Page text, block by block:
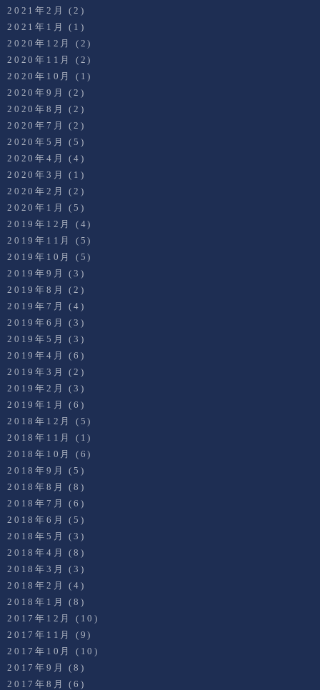
2021年2月
(2)
2021年1月
(1)
2020年12月
(2)
2020年11月
(2)
2020年10月
(1)
2020年9月
(2)
2020年8月
(2)
2020年7月
(2)
2020年5月
(5)
2020年4月
(4)
2020年3月
(1)
2020年2月
(2)
2020年1月
(5)
2019年12月
(4)
2019年11月
(5)
2019年10月
(5)
2019年9月
(3)
2019年8月
(2)
2019年7月
(4)
2019年6月
(3)
2019年5月
(3)
2019年4月
(6)
2019年3月
(2)
2019年2月
(3)
2019年1月
(6)
2018年12月
(5)
2018年11月
(1)
2018年10月
(6)
2018年9月
(5)
2018年8月
(8)
2018年7月
(6)
2018年6月
(5)
2018年5月
(3)
2018年4月
(8)
2018年3月
(3)
2018年2月
(4)
2018年1月
(8)
2017年12月
(10)
2017年11月
(9)
2017年10月
(10)
2017年9月
(8)
2017年8月
(6)